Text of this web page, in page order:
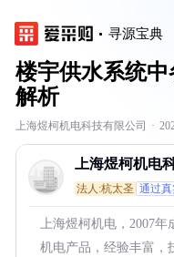
寻源宝典
楼宇供水系统
解析
上海煜柯机电科技有限公司 ·
上海煜柯机电
法人:杭太圣 通过
上海煜柯机电，2007
机电产品，经验丰富，